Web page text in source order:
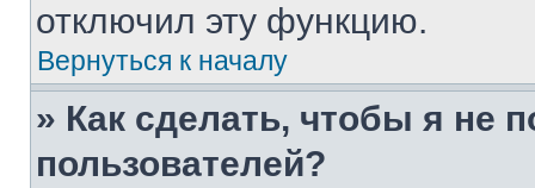
отключил эту функцию.
Вернуться к началу
» Как сделать, чтобы я не
пользователей?